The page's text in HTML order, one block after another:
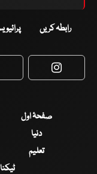
رابطہ کریں
صفحۂ اول
دنیا
تعلیم